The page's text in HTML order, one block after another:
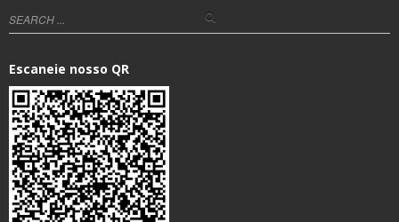
Escaneie nosso QR